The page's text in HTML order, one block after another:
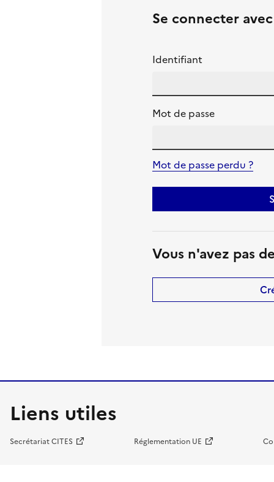
Se connecter
Identifiant
Mot de passe
Mot de passe perdu ?
Vous n'avez pas
Liens utiles
Secrétariat CITES Réglementation UE